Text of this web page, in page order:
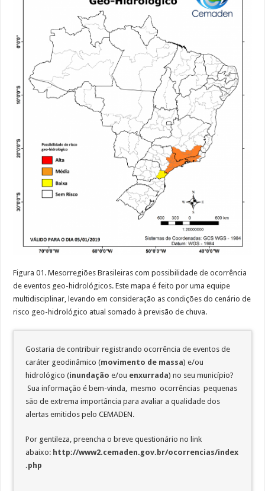
Figura 01. Mesorregiões Brasileiras com possibilidade de ocorrência
de eventos geo-hidrológicos. Este mapa é feito por uma equipe
multidisciplinar, levando em consideração as condições do cenário de
risco geo-hidrológico atual somado à previsão de chuva.
Gostaria de contribuir registrando ocorrência de eventos de
caráter geodinâmico (movimento de massa) e/ou
hidrológico (inundaçãoe/ou enxurrada) no seu município?
Sua informação é bem-vinda, mesmo ocorrências pequenas
são de extrema importância para avaliar a qualidade dos
alertas emitidos pelo CEMADEN.
Por gentileza, preencha o breve questionário no link
abaixo: http://www2.cemaden.gov.br/ocorrencias/index
.php